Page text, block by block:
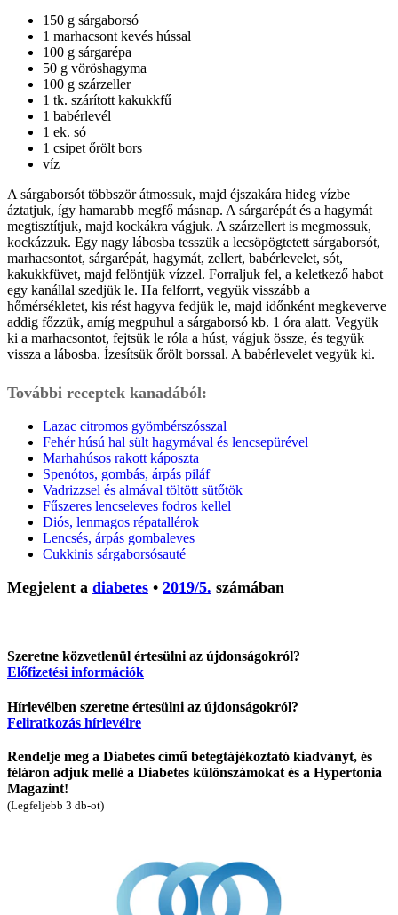
150 g sárgaborsó
1 marhacsont kevés hússal
100 g sárgarépa
50 g vöröshagyma
100 g szárzeller
1 tk. szárított kakukkfű
1 babérlevél
1 ek. só
1 csipet őrölt bors
víz
A sárgaborsót többször átmossuk, majd éjszakára hideg vízbe
áztatjuk, így hamarabb megfő másnap. A sárgarépát és a hagymát
megtisztítjuk, majd kockákra vágjuk. A szárzellert is megmossuk,
kockázzuk. Egy nagy lábosba tesszük a lecsöpögtetett sárgaborsót,
marhacsontot, sárgarépát, hagymát, zellert, babérlevelet, sót,
kakukkfüvet, majd felöntjük vízzel. Forraljuk fel, a keletkező habot
egy kanállal szedjük le. Ha felforrt, vegyük visszább a
hőmérsékletet, kis rést hagyva fedjük le, majd időnként megkeverve
addig főzzük, amíg megpuhul a sárgaborsó kb. 1 óra alatt. Vegyük
ki a marhacsontot, fejtsük le róla a húst, vágjuk össze, és tegyük
vissza a lábosba. Ízesítsük őrölt borssal. A babérlevelet vegyük ki.
További receptek kanadából:
Lazac citromos gyömbérszósszal
Fehér húsú hal sült hagymával és lencsepürével
Marhahúsos rakott káposzta
Spenótos, gombás, árpás piláf
Vadrizzsel és almával töltött sütőtök
Fűszeres lencseleves fodros kellel
Diós, lenmagos répatallérok
Lencsés, árpás gombaleves
Cukkinis sárgaborsósauté
Megjelent a diabetes • 2019/5. számában
Szeretne közvetlenül értesülni az újdonságokról?
Előfizetési információk
Hírlevélben szeretne értesülni az újdonságokról?
Feliratkozás hírlevélre
Rendelje meg a Diabetes című betegtájékoztató kiadványt, és
féláron adjuk mellé a Diabetes különszámokat és a Hypertonia
Magazint!
(Legfeljebb 3 db-ot)